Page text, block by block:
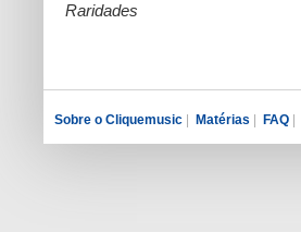
Raridades
Sobre o Cliquemusic Matérias FAQ